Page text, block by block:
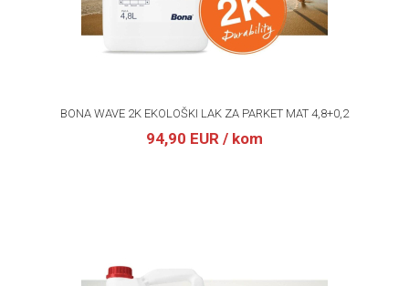
BONA WAVE 2K EKOLOŠKI LAK ZA PARKET MAT 4,8+0,2
94,90 EUR / kom